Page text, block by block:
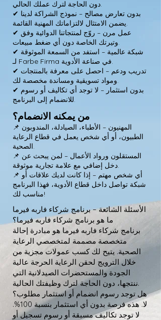
دون الحاجة لترك عملك الحالي.
✔ بدون تعارض مصالح – نموذج الشراكة لدينا
يضمن الامتثال لالتزاماتك المهنية القائمة.
✔ عمل مرن – روّج لمنتجاتنا الدوائية وفق
وتيرتك الخاصة دون أي ضغط مبيعات.
✔ شبكة عالمية – استفد من السمعة الموثوقة
لـ Farbe Firma في صناعة الأدوية.
✔ تدريب ودعم – احصل على معرفة بالمنتجات
ومواد تسويقية ومساندة مخصصة لك.
✔ بدون استثمار – لا توجد أي تكاليف أو رسوم
للانضمام إلى البرنامج.
من يمكنه الانضمام؟
📌 المهنيون – الأطباء، الصيادلة، المندوبون
الطبيون، أو أي شخص يعمل في قطاع الرعاية
الصحية.
📌 المستقلون ورواد الأعمال – لمن يبحث عن
دخل إضافي مع علامة تجارية موثوقة.
📌 أي شخص مهتم – إذا كانت لديك علاقات أو
شبكة تواصل داخل قطاع الأدوية، فهذا البرنامج
مناسب لك!
الأسئلة الشائعة – برنامج شركاء فاربه فيرما
ما هو برنامج شركاء فاربه فيرما؟
برنامج شركاء فاربه فيرما هو مبادرة إحالة
متخصصة مصممة لمتخصصي الرعاية
الصحية. يتيح لك كسب عمولات مجزية من
خلال الترويج لحقن الرعاية الحرجة عالية
الجودة والمستحضرات الصيدلانية التي
ننتجها، دون الحاجة لترك وظيفتك الحالية.
هل توجد رسوم انضمام أو استثمار مطلوب؟
لا. هذه فرصة بدون أي استثمار بنسبة 100%.
لا توجد تكاليف مسبقة أو رسوم تسجيل أو